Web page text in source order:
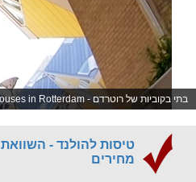
בתי בקוביות של רוטרדם - Cube Houses in Rotterdam (צילום: אוגוסט 2016)
טיסות להולנד - השוואת
מחירים